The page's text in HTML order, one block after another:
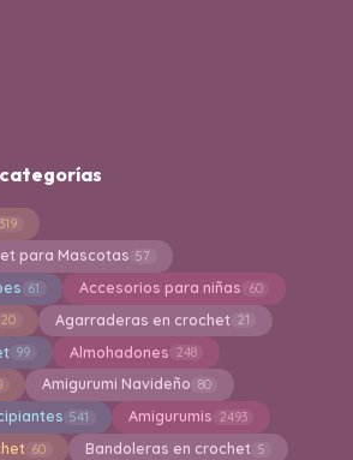
319
para Mascotas 57
61 Accesorios para niñas 60
20 Agarraderas en crochet 21
99 Almohadones 248
Amigurumi Navideño 80
541 Amigurumis 2493
60 Bandoleras en crochet 5